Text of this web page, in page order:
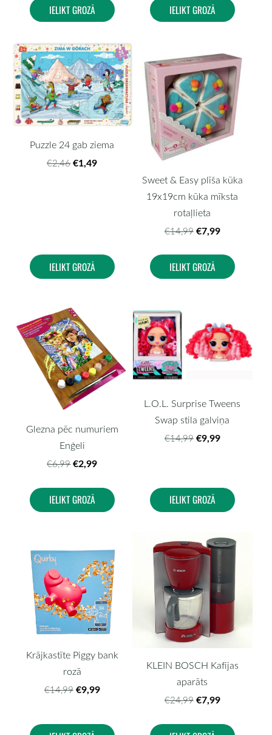
IELIKT GROZĀ IELIKT GROZĀ
Puzzle 24 gab ziema
€2,46 €1,49
IELIKT GROZĀ
Sweet & Easy plīša kūka
19x19cm kūka mīksta
rotaļlieta
€14,99 €7,99
IELIKT GROZĀ
Glezna pēc numuriem
Enģeli
€6,99 €2,99
IELIKT GROZĀ
L.O.L. Surprise Tweens
Swap stila galviņa
€14,99 €9,99
IELIKT GROZĀ
Krājkastīte Piggy bank
rozā
€14,99 €9,99
KLEIN BOSCH Kafijas
aparāts
€24,99 €7,99